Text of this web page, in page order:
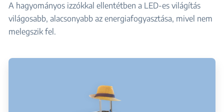
A hagyományos izzókkal ellentétben a LED-es világítás
világosabb, alacsonyabb az energiafogyasztása, mivel nem
melegszik fel.